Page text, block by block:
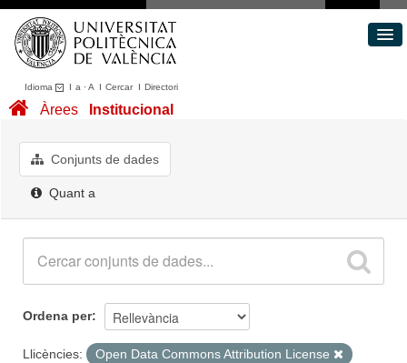
Idioma I a ·A I CercarI Directori
Conjunts de dades
Quant a
Àrees Institucional
Conjunts de dades
Quant a
Ordena per
Llicències:
Open Data Commons Attribution License